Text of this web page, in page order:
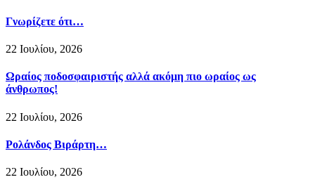
Γνωρίζετε ότι…
22 Ιουλίου, 2026
Ωραίος ποδοσφαιριστής αλλά ακόμη πιο ωραίος ως
άνθρωπος!
22 Ιουλίου, 2026
Ρολάνδος Βιράρτη…
22 Ιουλίου, 2026